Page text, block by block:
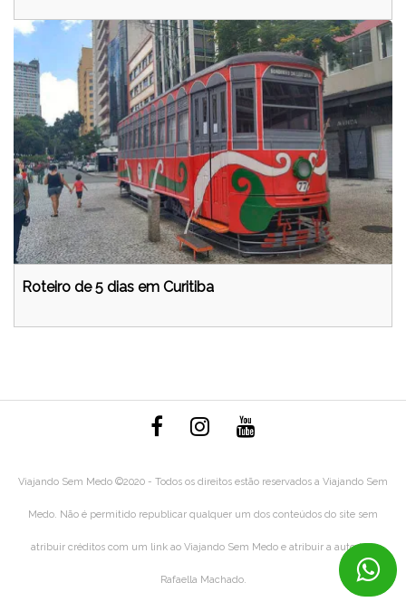
Roteiro de 5 dias em Curitiba
Viajando Sem Medo ©2020 - Todos os direitos estão reservados a Viajando Sem
Medo. Não é permitido republicar qualquer um dos conteúdos do site sem
atribuir créditos com um link ao Viajando Sem Medo e atribuir a autoria à
Rafaella Machado.